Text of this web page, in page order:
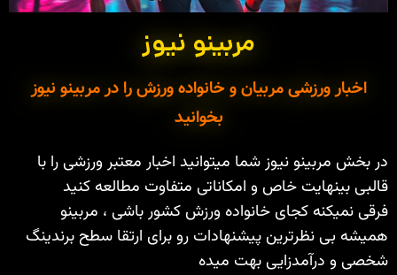
مربینو نیوز
اخبار ورزشی مربیان و خانواده ورزش را در مربینو نیوز
بخوانید
در بخش مربینو نیوز شما میتوانید اخبار معتبر ورزشی را با
قالبی بینهایت خاص و امکاناتی متفاوت مطالعه کنید
فرقی نمیکنه کجای خانواده ورزش کشور باشی ، مربینو
همیشه بی نظرترین پیشنهادات رو برای ارتقا سطح برندینگ
شخصی و درآمدزایی بهت میده